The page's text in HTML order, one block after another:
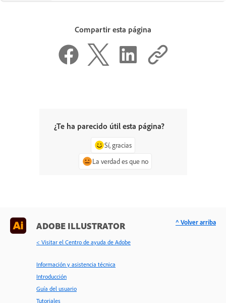
Compartir esta página
¿Te ha parecido útil esta página?
Sí, gracias
La verdad es que no
ADOBE ILLUSTRATOR
< Visitar el Centro de ayuda de Adobe
Información y asistencia técnica
Introducción
Guía del usuario
Tutoriales
^ Volver arriba